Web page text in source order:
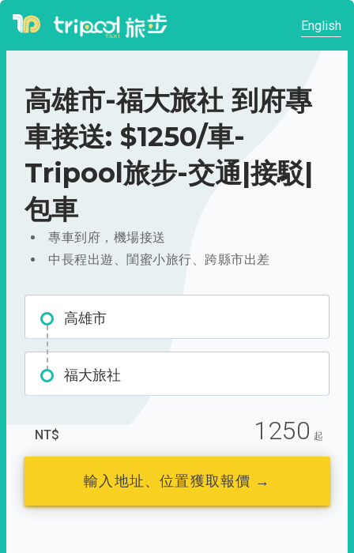
English
高雄市-福大旅社 到府專
車接送: $1250/車-
Tripool旅步-交通|接駁|
包車
專車到府，機場接送
中長程出遊、閨蜜小旅行、跨縣市出差
高雄市
福大旅社
NT$ 1250 起
輸入地址、位置獲取報價 →